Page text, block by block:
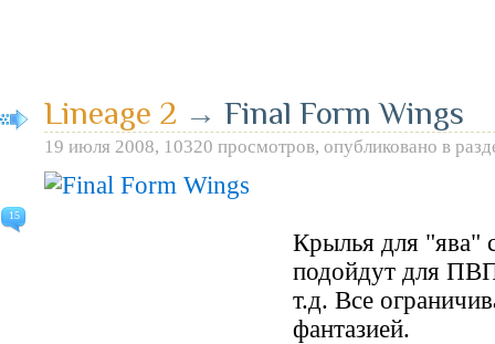
15
Lineage 2 → Final Form Wings
19 июля 2008, 10320 просмотров, опубликовано в
Крылья для "ява"
подойдут для
т.д. Все
фантазией.